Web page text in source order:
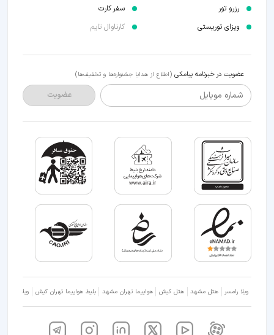
رزرو تور
ویزای توریستی
سفر کارت
کارناوال تایم
عضویت در خبرنامه پیامکی (اطلاع از هدایا جشنواره‌ها و تخفیف‌ها)
شماره موبایل عضویت
ویلا رامسر هتل مشهد هتل کیش هواپیما تهران مشهد بلیط هواپیما تهران کیش ویلا شمال